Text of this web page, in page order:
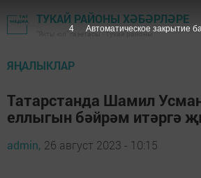
ТУКАЙ РАЙОНЫ ХӘБӘРЛӘРЕ
"Якты юл" газетасы - Тукай районы
ЯҢАЛЫКЛАР
Татарстанда Шамил
еллыгын бәйрәм итәргә
admin, 26 август 2023 - 10:15
3 Автоматическое закрытие